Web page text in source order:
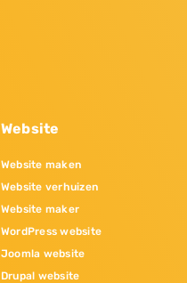
Website
Website maken
Website verhuizen
Website maker
WordPress website
Joomla website
Drupal website